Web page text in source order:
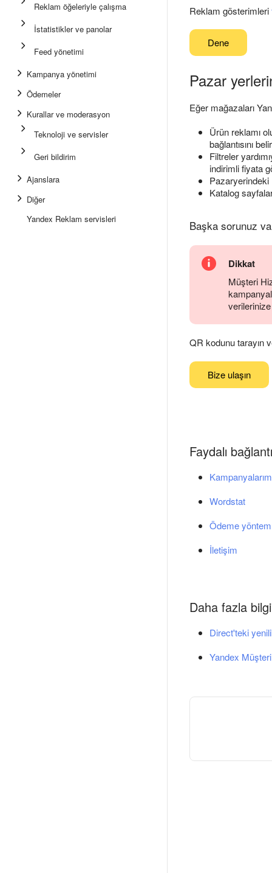
Reklam öğeleriyle çalışma
İstatistikler ve panolar
Feed yönetimi
Kampanya yönetimi
Ödemeler
Kurallar ve moderasyon
Teknoloji ve servisler
Geri bildirim
Ajanslara
Diğer
Yandex Reklam servisleri
Reklam gösterimleri
Dene
Pazar
Eğer mağazaları
Ürün reklamı
bağlantısını
Filtreler
indirimli fiyata
Pazaryerindeki
Katalog
Başka sorunuz
Dikkat
Müşteri
QR kodunu tarayın
Bize ulaşın
Faydalı
Kampanyalarım
Wordstat
Ödeme
İletişim
Daha fazla
Direct'teki
Yandex